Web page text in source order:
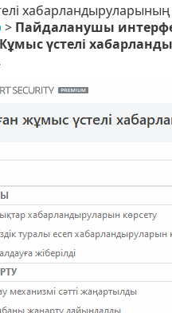
хабарландыруларының
> Пайдаланушы
үстелі